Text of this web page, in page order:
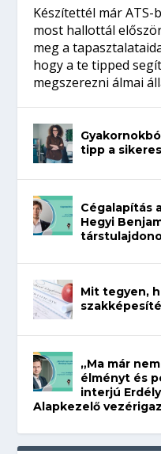
Készítettél már
most hallottál
meg a
hogy a te tipped
megszerezni álmai
tipp a
Cégalapítás
Hegyi
Mit tegyen,
„Ma már
élményt és
interjú
Alapkezelő